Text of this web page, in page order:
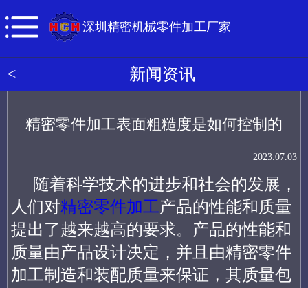
深圳精密机械零件加工厂家
< 新闻资讯
精密零件加工表面粗糙度是如何控制的
2023.07.03
随着科学技术的进步和社会的发展，
人们对精密零件加工产品的性能和质量
提出了越来越高的要求。产品的性能和
质量由产品设计决定，并且由精密零件
加工制造和装配质量来保证，其质量包